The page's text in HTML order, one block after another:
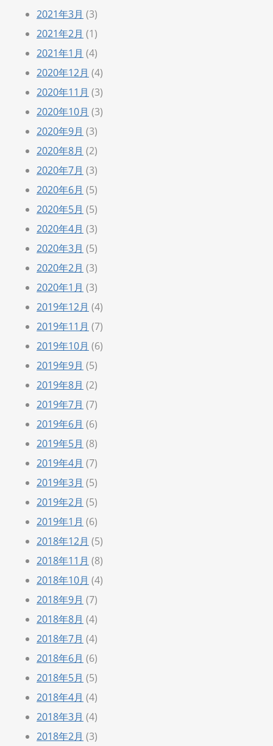
2021年3月 (3)
2021年2月 (1)
2021年1月 (4)
2020年12月 (4)
2020年11月 (3)
2020年10月 (3)
2020年9月 (3)
2020年8月 (2)
2020年7月 (3)
2020年6月 (5)
2020年5月 (5)
2020年4月 (3)
2020年3月 (5)
2020年2月 (3)
2020年1月 (3)
2019年12月 (4)
2019年11月 (7)
2019年10月 (6)
2019年9月 (5)
2019年8月 (2)
2019年7月 (7)
2019年6月 (6)
2019年5月 (8)
2019年4月 (7)
2019年3月 (5)
2019年2月 (5)
2019年1月 (6)
2018年12月 (5)
2018年11月 (8)
2018年10月 (4)
2018年9月 (7)
2018年8月 (4)
2018年7月 (4)
2018年6月 (6)
2018年5月 (5)
2018年4月 (4)
2018年3月 (4)
2018年2月 (3)